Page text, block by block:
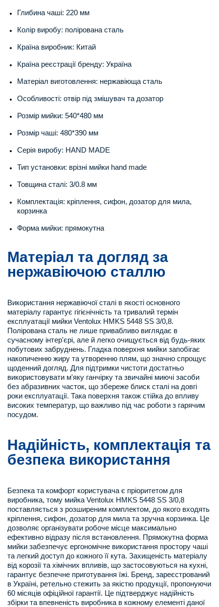
Глибина чаші: 220 мм
Колір виробу: полірована сталь
Країна виробник: Китай
Країна реєстрації бренду: Україна
Матеріал виготовлення: нержавіюща сталь
Особливості: отвір під змішувач та дозатор
Розмір мийки: 540*480 мм
Розмір чаші: 480*390 мм
Серія виробу: HAND MADE
Тип установки: врізні мийки hand made
Товщина сталі: 3/0.8 мм
Комплектація: кріплення, сифон, дозатор для мила,
корзинка
Форма мийки: прямокутна
Матеріал та догляд за
нержавіючою сталлю
Використання нержавіючої сталі в якості основного
матеріалу гарантує гігієнічність та тривалий термін
експлуатації мийки Ventolux HMKS 5448 SS 3/0,8.
Полірована сталь не лише привабливо виглядає в
сучасному інтер'єрі, але й легко очищується від будь-яких
побутових забруднень. Гладка поверхня мийки запобігає
накопиченню жиру та утворенню плям, що значно спрощує
щоденний догляд. Для підтримки чистоти достатньо
використовувати м'яку ганчірку та звичайні миючі засоби
без абразивних часток, що збереже блиск сталі на довгі
роки експлуатації. Така поверхня також стійка до впливу
високих температур, що важливо під час роботи з гарячим
посудом.
Надійність, комплектація та
безпека використання
Безпека та комфорт користувача є пріоритетом для
виробника, тому мийка Ventolux HMKS 5448 SS 3/0,8
поставляється з розширеним комплектом, до якого входять
кріплення, сифон, дозатор для мила та зручна корзинка. Це
дозволяє організувати робоче місце максимально
ефективно відразу після встановлення. Прямокутна форма
мийки забезпечує ергономічне використання простору чаші
та легкий доступ до кожного її кута. Захищеність матеріалу
від корозії та хімічних впливів, що застосовуються на кухні,
гарантує безпечне приготування їжі. Бренд, зареєстрований
в Україні, ретельно стежить за якістю продукції, пропонуючи
60 місяців офіційної гарантії. Це підтверджує надійність
збірки та впевненість виробника в кожному елементі даної